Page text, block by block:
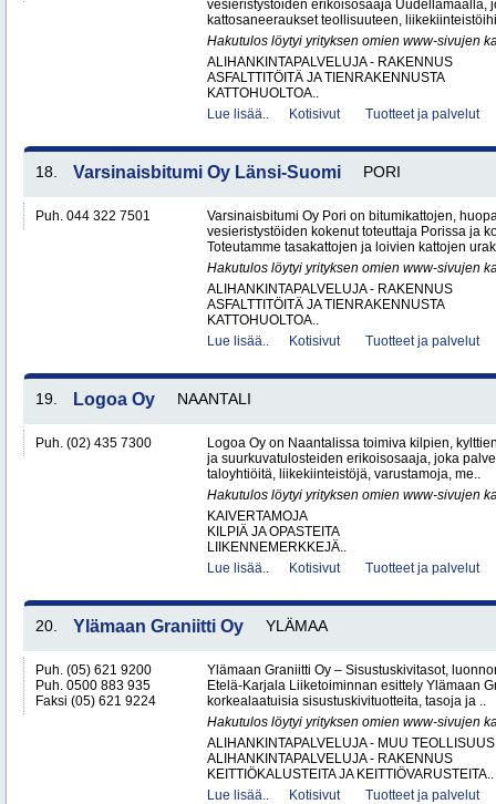
vesieristystöiden erikoisosaaja Uudellamaalla,
kattosaneeraukset teollisuuteen,
Hakutulos löytyi yrityksen omien www-sivujen
ALIHANKINTAPALVELUJA - RAKENNUS
ASFALTTITÖITÄ JA TIENRAKENNUSTA
KATTOHUOLTOA..
Lue lisää..
Kotisivut Tuotteet ja palvelut
18. Varsinaisbitumi Oy Länsi-Suomi PORI
Puh. 044 322 7501
Varsinaisbitumi Oy Pori on bitumikattojen,
vesieristystöiden kokenut toteuttaja Porissa ja
Toteutamme tasakattojen ja loivien kattojen
Hakutulos löytyi yrityksen omien www-sivujen
ALIHANKINTAPALVELUJA - RAKENNUS
ASFALTTITÖITÄ JA TIENRAKENNUSTA
KATTOHUOLTOA..
Lue lisää..
Kotisivut Tuotteet ja palvelut
19. Logoa Oy NAANTALI
Puh. (02) 435 7300
Logoa Oy on Naantalissa toimiva kilpien,
ja suurkuvatulosteiden erikoisosaaja, joka
taloyhtiöitä, liikekiinteistöjä, varustamoja, me..
Hakutulos löytyi yrityksen omien www-sivujen
KAIVERTAMOJA
KILPIÄ JA OPASTEITA
LIIKENNEMERKKEJÄ..
Lue lisää..
Kotisivut Tuotteet ja palvelut
20. Ylämaan Graniitti Oy YLÄMAA
Puh. (05) 621 9200
Puh. 0500 883 935
Faksi (05) 621 9224
Ylämaan Graniitti Oy – Sisustuskivitasot,
Etelä-Karjala Liiketoiminnan esittely Ylämaan
korkealaatuisia sisustuskivituotteita, tasoja ja ..
Hakutulos löytyi yrityksen omien www-sivujen
ALIHANKINTAPALVELUJA - MUU TEOLLISUUS
ALIHANKINTAPALVELUJA - RAKENNUS
KEITTIÖKALUSTEITA JA KEITTIÖVARUSTEITA..
Lue lisää..
Kotisivut Tuotteet ja palvelut